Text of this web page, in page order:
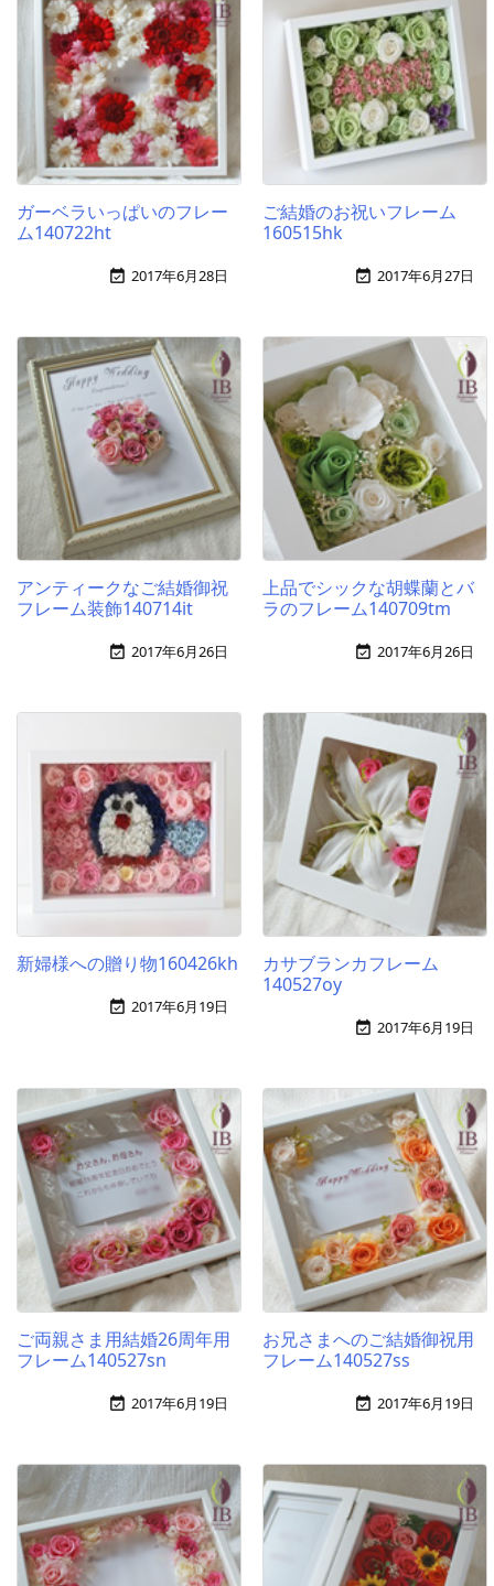
ガーベラいっぱいのフレー
ム140722ht
 2017年6月28日
ご結婚のお祝いフレーム
160515hk
 2017年6月27日
アンティークなご結婚御祝
フレーム装飾140714it
 2017年6月26日
上品でシックな胡蝶蘭とバ
ラのフレーム140709tm
 2017年6月26日
新婦様への贈り物160426kh
 2017年6月19日
カサブランカフレーム
140527oy
 2017年6月19日
ご両親さま用結婚26周年用
フレーム140527sn
 2017年6月19日
お兄さまへのご結婚御祝用
フレーム140527ss
 2017年6月19日